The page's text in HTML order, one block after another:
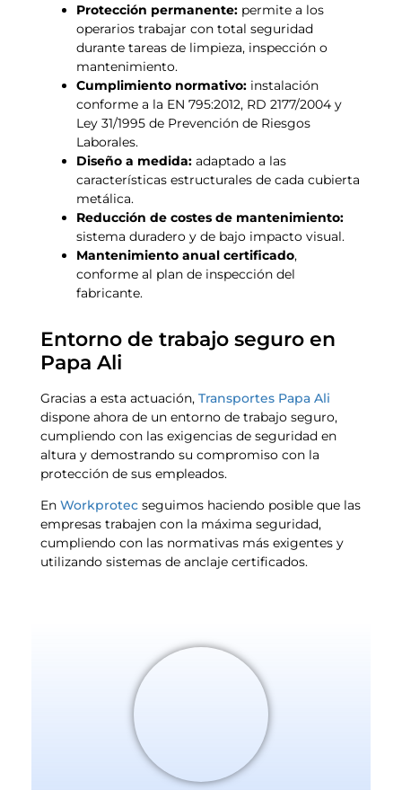
Protección permanente: permite a los
operarios trabajar con total seguridad
durante tareas de limpieza, inspección o
mantenimiento.
Cumplimiento normativo: instalación
conforme a la EN 795:2012, RD 2177/2004 y
Ley 31/1995 de Prevención de Riesgos
Laborales.
Diseño a medida: adaptado a las
características estructurales de cada cubierta
metálica.
Reducción de costes de mantenimiento:
sistema duradero y de bajo impacto visual.
Mantenimiento anual certificado,
conforme al plan de inspección del
fabricante.
Entorno de trabajo seguro en
Papa Ali
Gracias a esta actuación, Transportes Papa Ali
dispone ahora de un entorno de trabajo seguro,
cumpliendo con las exigencias de seguridad en
altura y demostrando su compromiso con la
protección de sus empleados.
En Workprotec seguimos haciendo posible que las
empresas trabajen con la máxima seguridad,
cumpliendo con las normativas más exigentes y
utilizando sistemas de anclaje certificados.